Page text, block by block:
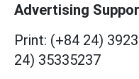
Advertising
Print: (+84 24)
24) 35335237